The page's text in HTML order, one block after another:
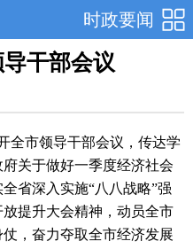
时政要闻
干部会议
全市领导干部会议，传达学
关于做好一季度经济社会
省深入实施“八八战略”强
提升大会精神，动员全市
仗，奋力夺取全市经济发展